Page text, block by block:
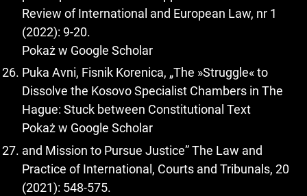
Review of International and European Law, nr 1
(2022): 9-20.
Pokaż w Google Scholar
Puka Avni, Fisnik Korenica, „The »Struggle« to
Dissolve the Kosovo Specialist Chambers in The
Hague: Stuck between Constitutional Text
Pokaż w Google Scholar
and Mission to Pursue Justice” The Law and
Practice of International, Courts and Tribunals, 20
(2021): 548-575.